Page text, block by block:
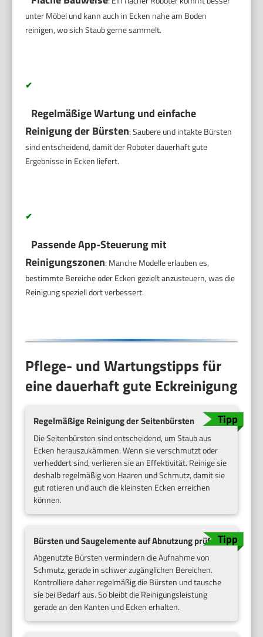
unter Möbel und kann auch in Ecken nahe am Boden
reinigen, wo sich Staub gerne sammelt.
✔
Regelmäßige Wartung und einfache
Reinigung der Bürsten: Saubere und intakte Bürsten
sind entscheidend, damit der Roboter dauerhaft gute
Ergebnisse in Ecken liefert.
✔
Passende App-Steuerung mit
Reinigungszonen: Manche Modelle erlauben es,
bestimmte Bereiche oder Ecken gezielt anzusteuern, was die
Reinigung speziell dort verbessert.
Pflege- und Wartungstipps für
eine dauerhaft gute Eckreinigung
Regelmäßige Reinigung der Seitenbürsten
Die Seitenbürsten sind entscheidend, um Staub aus
Ecken herauszukämmen. Wenn sie verschmutzt oder
verheddert sind, verlieren sie an Effektivität. Reinige sie
deshalb regelmäßig von Haaren und Schmutz, damit sie
gut rotieren und auch die kleinsten Ecken erreichen
können.
Bürsten und Saugelemente auf Abnutzung prüfen
Abgenutzte Bürsten vermindern die Aufnahme von
Schmutz, gerade in schwer zugänglichen Bereichen.
Kontrolliere daher regelmäßig die Bürsten und tausche
sie bei Bedarf aus. So bleibt die Reinigungsleistung
gerade an den Kanten und Ecken erhalten.